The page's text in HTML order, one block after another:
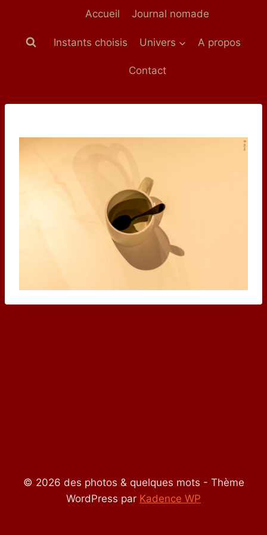
contenu
Accueil Journal nomade
Instants choisis Univers A propos
Contact
© 2026 des photos & quelques mots - Thème
WordPress par Kadence WP